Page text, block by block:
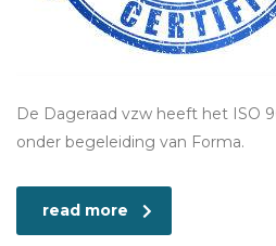
De Dageraad vzw heeft het ISO
onder begeleiding van Forma.
read more